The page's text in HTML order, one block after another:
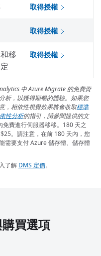
取得授權
取得授權
移
取得授權
中 Azure Migrate 的免費資
析，以獲得順暢的體驗。如果您
，相依性視覺效果將會收取標準
性分析的指引，請參閱提供的文
費進行伺服器移移。180 天之
$25。請注意，在前 180 天內，您
需要支付 Azure 儲存體、儲存體
了解 DMS 定價。
買選項